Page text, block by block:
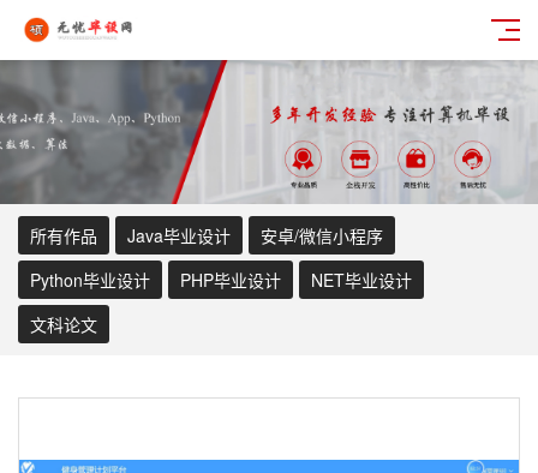
所有作品 Java毕业设计
安卓/微信小程序
Python毕业设计
PHP毕业设计
NET毕业设计
文科论文